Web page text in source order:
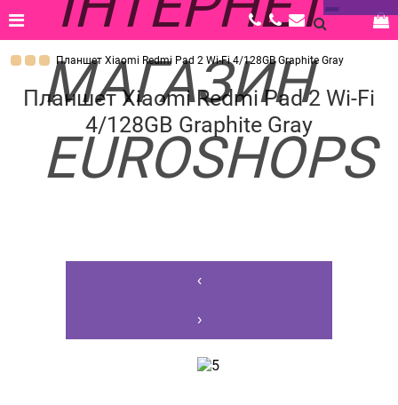
Планшет Xiaomi Redmi Pad 2 Wi-Fi 4/128GB Graphite Gray
Планшет Xiaomi Redmi Pad 2 Wi-Fi
4/128GB Graphite Gray
‹
›